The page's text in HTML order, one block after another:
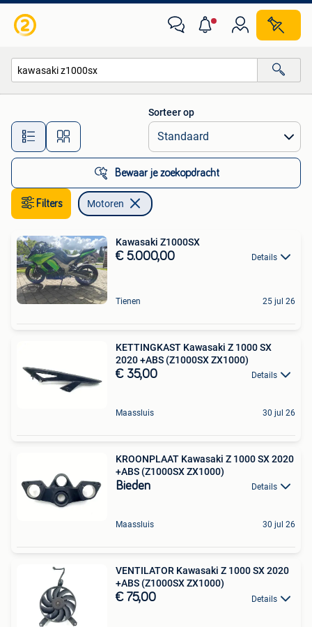
Alle afstanden…
Sorteer op
Bewaar je zoekopdracht
Filters Motoren
Kawasaki Z1000SX
€ 5.000,00 Details
Tienen 25 jul 26
KETTINGKAST Kawasaki Z 1000 SX
2020 +ABS (Z1000SX ZX1000)
€ 35,00 Details
Maassluis 30 jul 26
KROONPLAAT Kawasaki Z 1000 SX 2020
+ABS (Z1000SX ZX1000)
Bieden Details
Maassluis 30 jul 26
VENTILATOR Kawasaki Z 1000 SX 2020
+ABS (Z1000SX ZX1000)
€ 75,00 Details